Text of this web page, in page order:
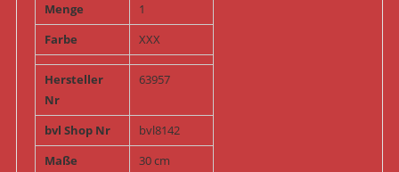
Menge
1
Farbe
XXX
Hersteller
Nr
63957
bvl Shop Nr
bvl8142
Maße
30 cm